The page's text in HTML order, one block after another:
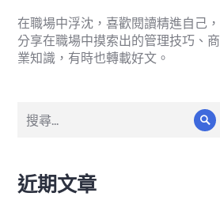
在職場中浮沈，喜歡閱讀精進自己，
分享在職場中摸索出的管理技巧、商
業知識，有時也轉載好文。
尋
字:
搜
近期文章